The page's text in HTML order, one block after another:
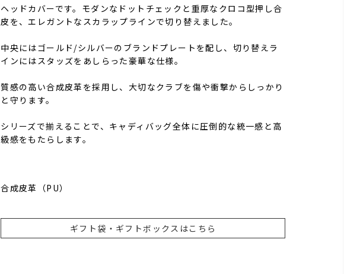
ヘッドカバーです。モダンなドットチェックと重厚なクロコ型押し合
皮を、エレガントなスカラップラインで切り替えました。
中央にはゴールド/シルバーのブランドプレートを配し、切り替えラ
インにはスタッズをあしらった豪華な仕様。
質感の高い合成皮革を採用し、大切なクラブを傷や衝撃からしっかり
と守ります。
シリーズで揃えることで、キャディバッグ全体に圧倒的な統一感と高
級感をもたらします。
合成皮革（PU）
ギフト袋・ギフトボックスはこちら